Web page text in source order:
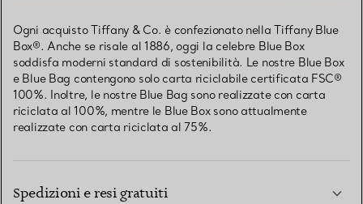
Ogni acquisto Tiffany & Co. è confezionato nella Tiffany Blue
Box®. Anche se risale al 1886, oggi la celebre Blue Box
soddisfa moderni standard di sostenibilità. Le nostre Blue Box
e Blue Bag contengono solo carta riciclabile certificata FSC®
100%. Inoltre, le nostre Blue Bag sono realizzate con carta
riciclata al 100%, mentre le Blue Box sono attualmente
realizzate con carta riciclata al 75%.
Spedizioni e resi gratuiti